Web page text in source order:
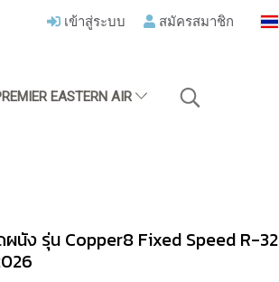
เข้าสู่ระบบ สมัครสมาชิก
EASTERN AIR
ผนัง รุ่น Copper8 Fixed Speed R-32